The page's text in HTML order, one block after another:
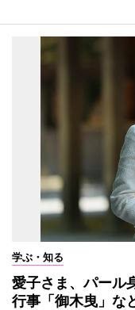
学ぶ・知る
愛子さま、パー
行事「御木曳」な